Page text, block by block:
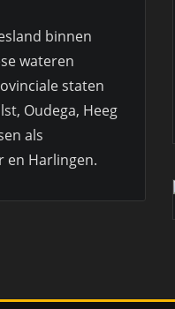
binnen
wateren
staten
Oudega, Heeg
als
en Harlingen.